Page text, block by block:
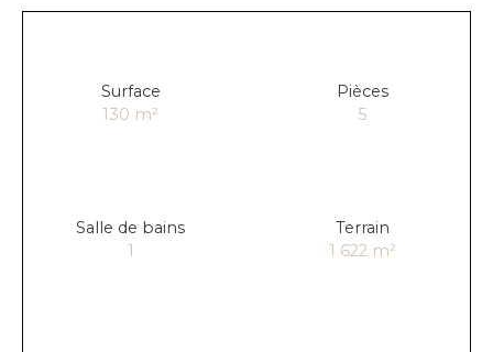
Surface
130 m²
Pièces
5
Salle de bains
1
Terrain
1 622 m²